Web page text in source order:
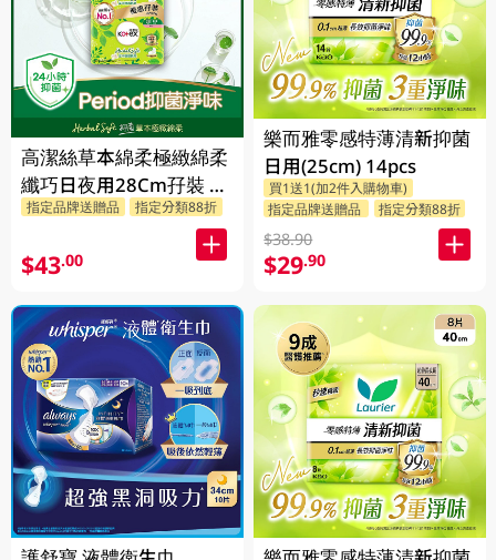
高潔絲草本綿柔極緻綿柔
纖巧日夜用28Cm孖裝 2
X 10PC
指定品牌送贈品 指定分類88折
$43.00
樂而雅零感特薄清新抑菌
日用(25cm) 14pcs
買1送1(加2件入購物車)
指定品牌送贈品
指定分類88折
$38.90
$29.90